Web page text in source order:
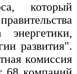
который
развития".
комиссия